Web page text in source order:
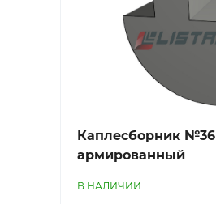
Каплесборник №36
армированный
В НАЛИЧИИ